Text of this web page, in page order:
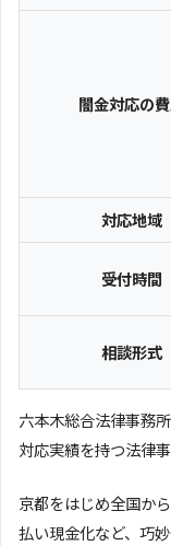
闇金対応の
対応地域
受付時間
相談形式
六本木総合法律事務
対応実績を持つ法律事
京都をはじめ全国か
払い現金化など、巧